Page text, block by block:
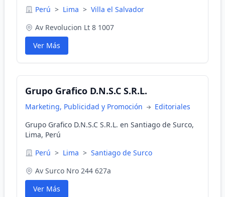
Perú > Lima > Villa el Salvador
Av Revolucion Lt 8 1007
Ver Más
Grupo Grafico D.N.S.C S.R.L.
Marketing, Publicidad y Promoción
Editoriales
Grupo Grafico D.N.S.C S.R.L. en Santiago de Surco,
Lima, Perú
Perú > Lima > Santiago de Surco
Av Surco Nro 244 627a
Ver Más